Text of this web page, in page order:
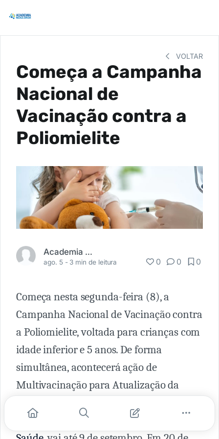
VOLTAR
Começa a Campanha
Nacional de
Vacinação contra a
Poliomielite
Academia Médica
ago. 5 - 3 min de leitura 0 0 0
Começa nesta segunda-feira (8), a
Campanha Nacional de Vacinação contra
a Poliomielite, voltada para crianças com
idade inferior e 5 anos. De forma
simultânea, acontecerá ação de
Multivacinação para Atualização da
idade. A iniciativa, do
Ministério da